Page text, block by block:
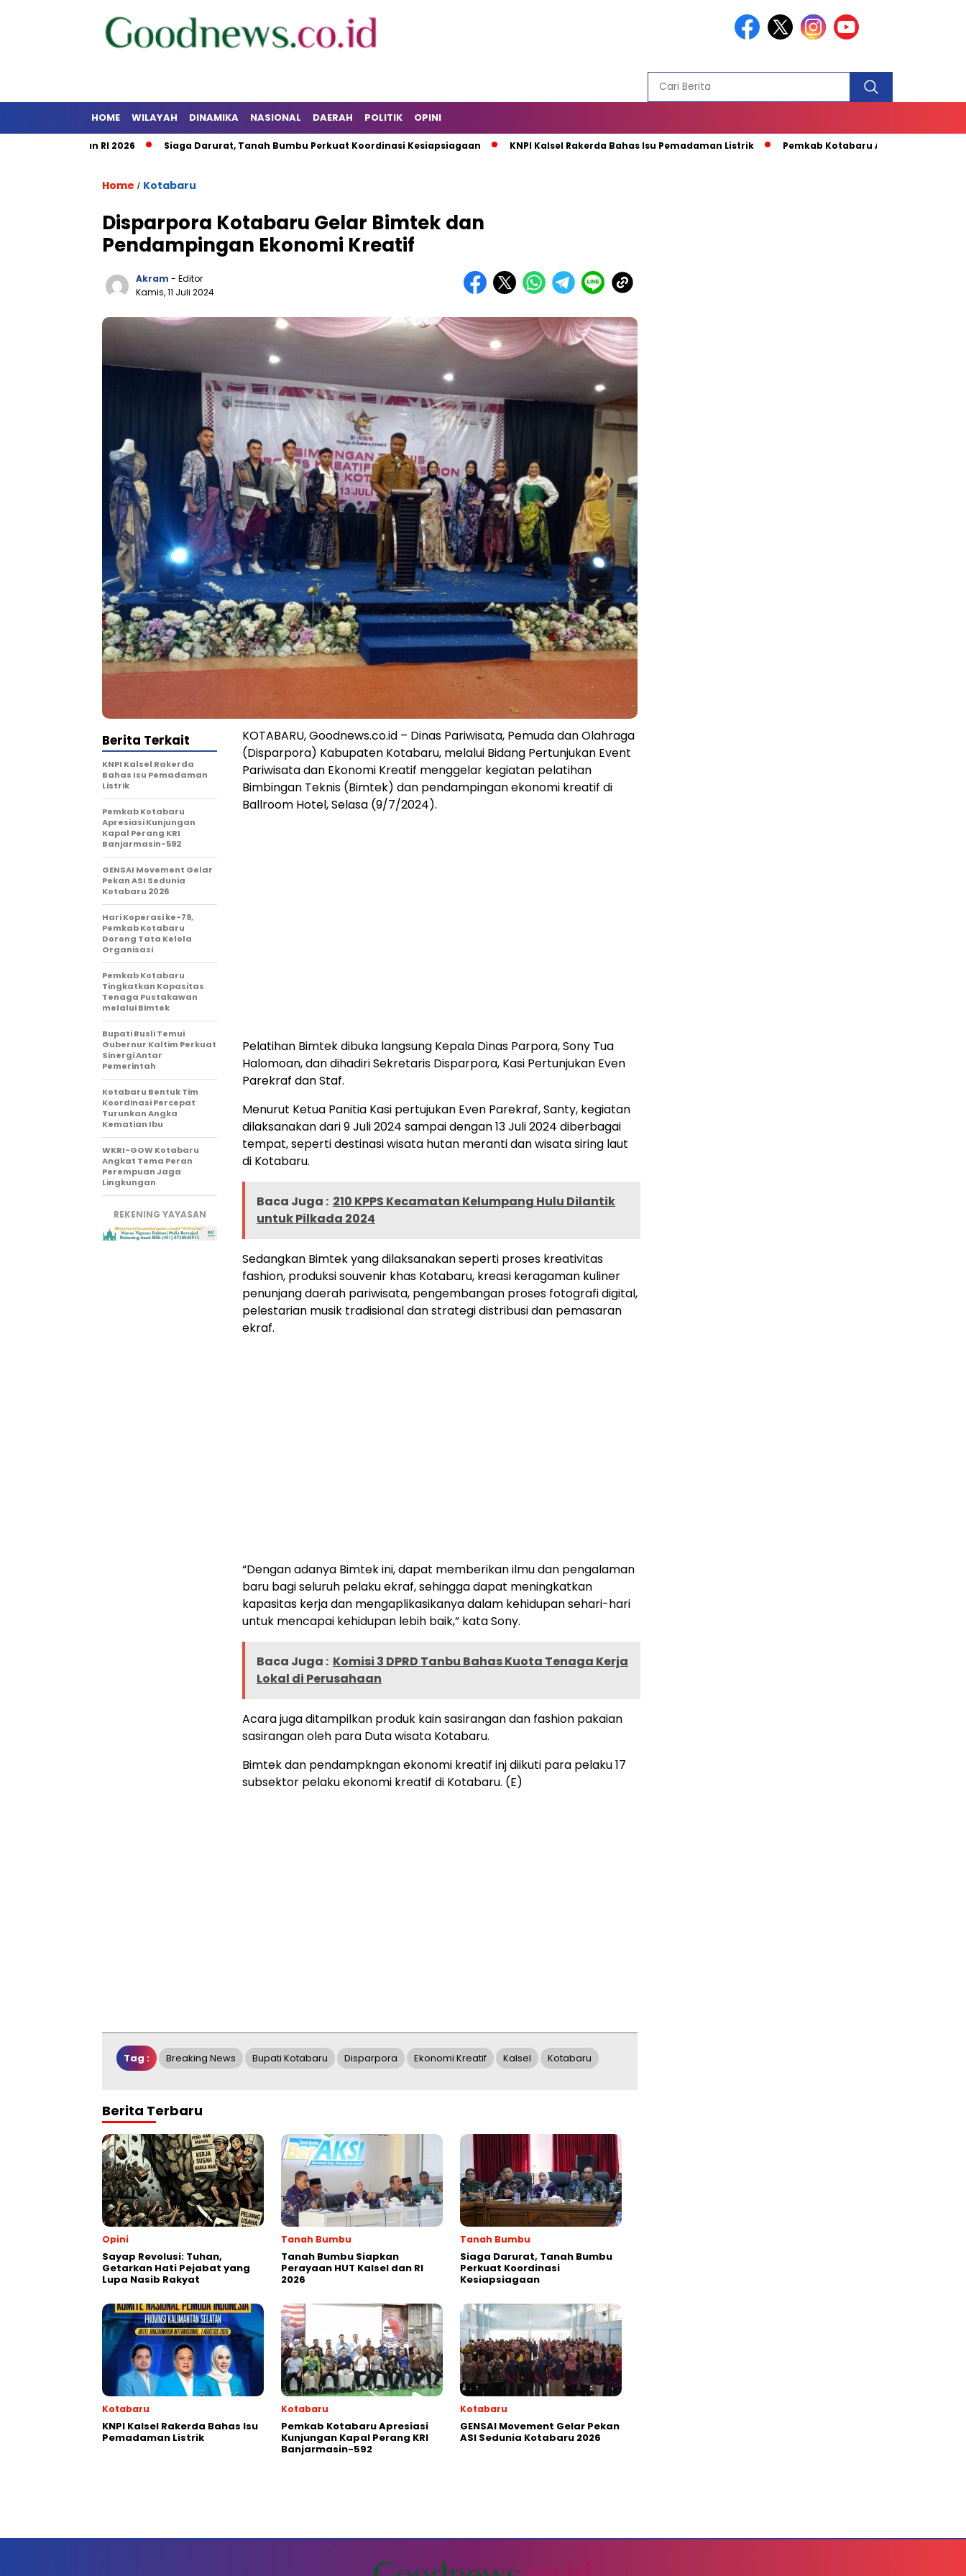
HOME WILAYAH DINAMIKA NASIONAL DAERAH POLITIK OPINI
Kalsel dan RI 2026 Siaga Darurat, Tanah Bumbu Perkuat Koordinasi Kesiapsiagaan KNPI Kalsel Rakerda Bahas Isu Pemadaman Listrik Pemkab Kotabaru Apresiasi Kunjungan
Home / Kotabaru
Disparpora Kotabaru Gelar Bimtek dan
Pendampingan Ekonomi Kreatif
Akram - Editor
Kamis, 11 Juli 2024
KOTABARU, Goodnews.co.id – Dinas Pariwisata, Pemuda dan Olahraga
(Disparpora) Kabupaten Kotabaru, melalui Bidang Pertunjukan Event
Pariwisata dan Ekonomi Kreatif menggelar kegiatan pelatihan
Bimbingan Teknis (Bimtek) dan pendampingan ekonomi kreatif di
Ballroom Hotel, Selasa (9/7/2024).
Pelatihan Bimtek dibuka langsung Kepala Dinas Parpora, Sony Tua
Halomoan, dan dihadiri Sekretaris Disparpora, Kasi Pertunjukan Even
Parekraf dan Staf.
Menurut Ketua Panitia Kasi pertujukan Even Parekraf, Santy, kegiatan
dilaksanakan dari 9 Juli 2024 sampai dengan 13 Juli 2024 diberbagai
tempat, seperti destinasi wisata hutan meranti dan wisata siring laut
di Kotabaru.
Baca Juga : 210 KPPS Kecamatan Kelumpang Hulu Dilantik
untuk Pilkada 2024
Sedangkan Bimtek yang dilaksanakan seperti proses kreativitas
fashion, produksi souvenir khas Kotabaru, kreasi keragaman kuliner
penunjang daerah pariwisata, pengembangan proses fotografi digital,
pelestarian musik tradisional dan strategi distribusi dan pemasaran
ekraf.
“Dengan adanya Bimtek ini, dapat memberikan ilmu dan pengalaman
baru bagi seluruh pelaku ekraf, sehingga dapat meningkatkan
kapasitas kerja dan mengaplikasikanya dalam kehidupan sehari-hari
untuk mencapai kehidupan lebih baik,” kata Sony.
Baca Juga : Komisi 3 DPRD Tanbu Bahas Kuota Tenaga Kerja
Lokal di Perusahaan
Acara juga ditampilkan produk kain sasirangan dan fashion pakaian
sasirangan oleh para Duta wisata Kotabaru.
Bimtek dan pendampkngan ekonomi kreatif inj diikuti para pelaku 17
subsektor pelaku ekonomi kreatif di Kotabaru. (E)
Berita Terkait
KNPI Kalsel Rakerda
Bahas Isu Pemadaman
Listrik
Pemkab Kotabaru
Apresiasi Kunjungan
Kapal Perang KRI
Banjarmasin-592
GENSAI Movement Gelar
Pekan ASI Sedunia
Kotabaru 2026
Hari Koperasi ke-79,
Pemkab Kotabaru
Dorong Tata Kelola
Organisasi
Pemkab Kotabaru
Tingkatkan Kapasitas
Tenaga Pustakawan
melalui Bimtek
Bupati Rusli Temui
Gubernur Kaltim Perkuat
Sinergi Antar
Pemerintah
Kotabaru Bentuk Tim
Koordinasi Percepat
Turunkan Angka
Kematian Ibu
WKRI-GOW Kotabaru
Angkat Tema Peran
Perempuan Jaga
Lingkungan
REKENING YAYASAN
Tag : Breaking News Bupati Kotabaru Disparpora Ekonomi Kreatif Kalsel Kotabaru
Berita Terbaru
Opini
Sayap Revolusi: Tuhan,
Getarkan Hati Pejabat yang
Lupa Nasib Rakyat
Tanah Bumbu
Tanah Bumbu Siapkan
Perayaan HUT Kalsel dan RI
2026
Tanah Bumbu
Siaga Darurat, Tanah Bumbu
Perkuat Koordinasi
Kesiapsiagaan
Kotabaru
KNPI Kalsel Rakerda Bahas Isu
Pemadaman Listrik
Kotabaru
Pemkab Kotabaru Apresiasi
Kunjungan Kapal Perang KRI
Banjarmasin-592
Kotabaru
GENSAI Movement Gelar Pekan
ASI Sedunia Kotabaru 2026